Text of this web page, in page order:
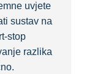
uvjete
sustav na
stop
razlika